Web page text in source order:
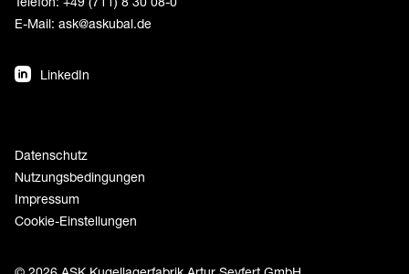
E-Mail: ask@askubal.de
LinkedIn
Datenschutz
Nutzungsbedingungen
Impressum
Cookie-Einstellungen